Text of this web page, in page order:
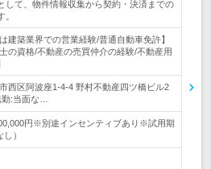
して、物件情報収集から契約・決済までの
建築業界での営業経験/普通自動車免許】
の資格/不動産の売買仲介の経験/不動産用
西区阿波座1-4-4 野村不動産四ツ橋ビル2
:当面な…
円※別途インセンティブあり※試用期
）